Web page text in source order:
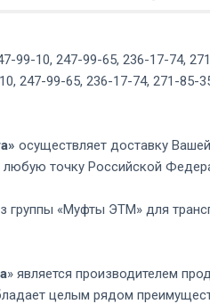
99-10, 247-99-65, 236-17-74,
247-99-65, 236-17-74, 271-85-
осуществляет доставку
любую точку Российской
группы «Муфты ЭТМ» для
» является производителем
целым рядом